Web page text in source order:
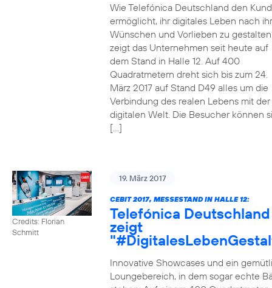
Wie Telefónica Deutschland den
ermöglicht, ihr digitales Leben nach
Wünschen und Vorlieben zu
zeigt das Unternehmen seit heute auf
dem Stand in Halle 12. Auf 400
Quadratmetern dreht sich bis zum 24.
März 2017 auf Stand D49 alles um die
Verbindung des realen Lebens mit der
digitalen Welt. Die Besucher können
[…]
Credits: Florian
Schmitt
19. März 2017
CEBIT 2017, MESSESTAND IN HALLE 12:
Telefónica Deutschland
zeigt
Innovative Showcases und ein
Loungebereich, in dem sogar echte